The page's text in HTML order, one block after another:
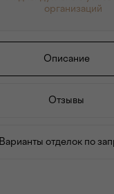
организаций
Описание
Отзывы
Варианты отделок по